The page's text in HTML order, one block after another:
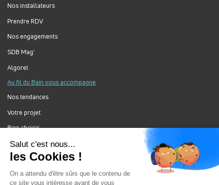
Nos installateurs
Prendre RDV
Nos engagements
SDB Mag'
Algorel
Au fil du Bain vous accompagne
Nos tendances
Votre projet
Bien choisir
Forum Au Fil du Bain
Nos produits